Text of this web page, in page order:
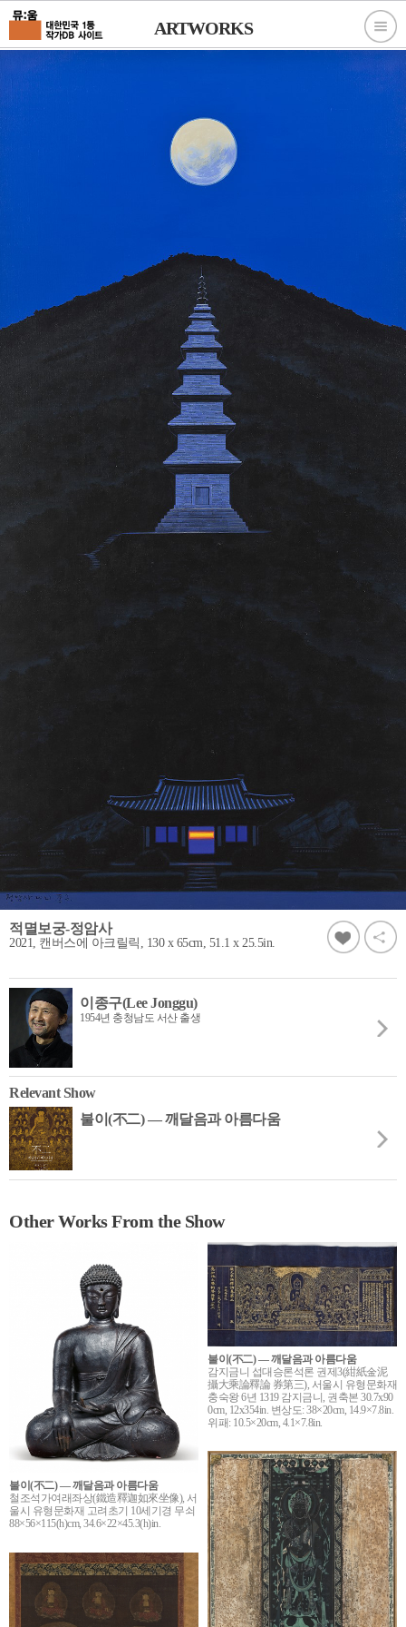
ARTWORKS
적멸보궁-정암사
2021, 캔버스에 아크릴릭, 130 x 65cm, 51.1 x 25.5in.
이종구(Lee Jonggu)
1954년 충청남도 서산 출생
Relevant Show
불이(不二) ― 깨달음과 아름다움
Other Works From the Show
불이(不二) ― 깨달음과 아름다움
철조석가여래좌상(鐵造釋迦如來坐像), 서
울시 유형문화재 고려초기 10세기경 무쇠
88×56×115(h)cm, 34.6×22×45.3(h)in.
불이(不二) ― 깨달음과 아름다움
감지금니 섭대승론석론 권제3(紺紙金泥
攝大乘論釋論 券第三), 서울시 유형문화재
충숙왕 6년 1319 감지금니, 권축본 30.7x90
0cm, 12x354in. 변상도: 38×20cm, 14.9×7.8in.
위패: 10.5×20cm, 4.1×7.8in.